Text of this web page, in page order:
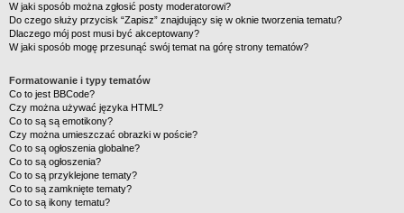
W jaki sposób można zgłosić posty moderatorowi?
Do czego służy przycisk “Zapisz” znajdujący się w oknie tworzenia tematu?
Dlaczego mój post musi być akceptowany?
W jaki sposób mogę przesunąć swój temat na górę strony tematów?
Formatowanie i typy tematów
Co to jest BBCode?
Czy można używać języka HTML?
Co to są są emotikony?
Czy można umieszczać obrazki w poście?
Co to są ogłoszenia globalne?
Co to są ogłoszenia?
Co to są przyklejone tematy?
Co to są zamknięte tematy?
Co to są ikony tematu?